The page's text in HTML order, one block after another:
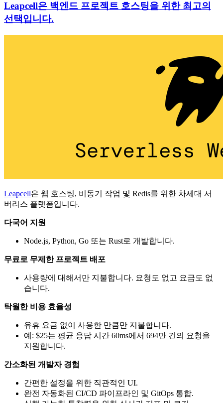
Leapcell은 백엔드 프로젝트 호스팅을 위한 최고의
선택입니다.
Leapcell은 웹 호스팅, 비동기 작업 및 Redis를 위한 차세대 서
버리스 플랫폼입니다.
다국어 지원
Node.js, Python, Go 또는 Rust로 개발합니다.
무료로 무제한 프로젝트 배포
사용량에 대해서만 지불합니다. 요청도 없고 요금도 없
습니다.
탁월한 비용 효율성
유휴 요금 없이 사용한 만큼만 지불합니다.
예: $25는 평균 응답 시간 60ms에서 694만 건의 요청을
지원합니다.
간소화된 개발자 경험
간편한 설정을 위한 직관적인 UI.
완전 자동화된 CI/CD 파이프라인 및 GitOps 통합.